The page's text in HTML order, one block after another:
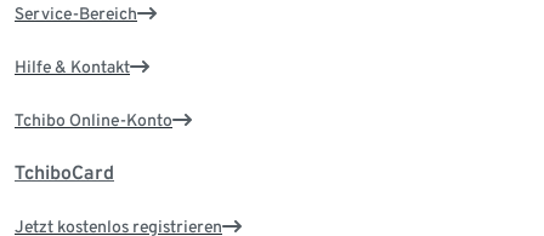
Service-Bereich
Hilfe & Kontakt
Tchibo Online-Konto
TchiboCard
Jetzt kostenlos registrieren